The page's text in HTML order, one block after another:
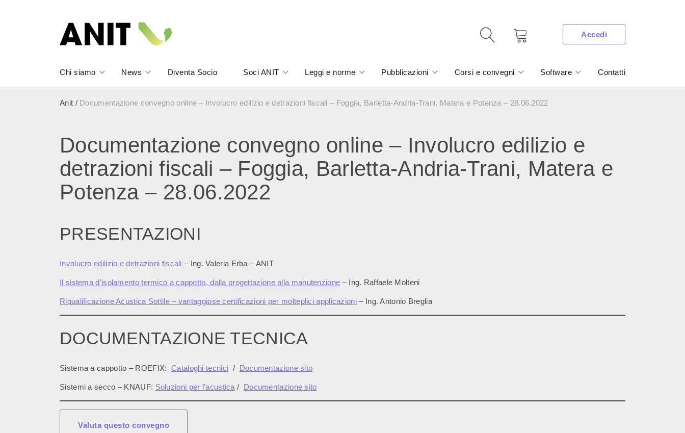
Accedi
Chi siamo News Diventa Socio Soci ANIT Leggi e norme Pubblicazioni Corsi e convegni Software Contatti
Anit / Documentazione convegno online – Involucro edilizio e detrazioni fiscali – Foggia, Barletta-Andria-Trani, Matera e Potenza – 28.06.2022
Documentazione convegno online – Involucro edilizio e
detrazioni fiscali – Foggia, Barletta-Andria-Trani, Matera e
Potenza – 28.06.2022
PRESENTAZIONI
Involucro edilizio e detrazioni fiscali – Ing. Valeria Erba – ANIT
Il sistema d’isolamento termico a cappotto, dalla progettazione alla manutenzione – Ing. Raffaele Molteni
Riqualificazione Acustica Sottile – vantaggiose certificazioni per molteplici applicazioni – Ing. Antonio Breglia
DOCUMENTAZIONE TECNICA
Sistema a cappotto – ROEFIX:Cataloghi tecnici / Documentazione sito
Sistemi a secco – KNAUF: Soluzioni per l’acustica / Documentazione sito
Valuta questo convegno